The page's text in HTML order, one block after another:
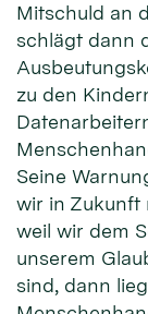
Mitschuld an
schlägt dann
zu den
Seine
wir in Zukunft
weil wir dem
unserem
sind, dann